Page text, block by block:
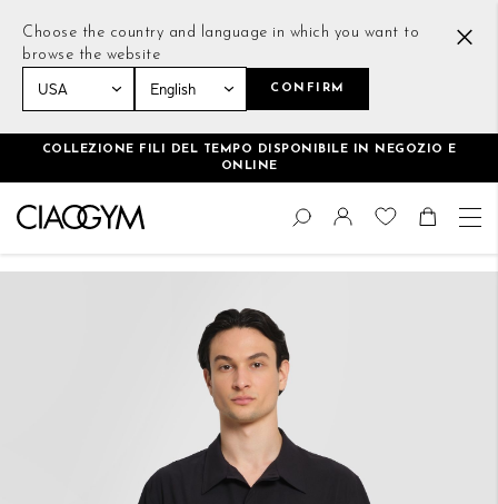
Choose the country and language in which you want to
browse the website
CONFIRM
COLLEZIONE FILI DEL TEMPO DISPONIBILE IN NEGOZIO E
ONLINE
Salta
contenuto
Cambia
Cerca